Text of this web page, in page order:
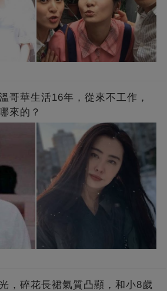
哥華生活16年，從來不工作，
來的？
，碎花長裙氣質凸顯，和小8歲